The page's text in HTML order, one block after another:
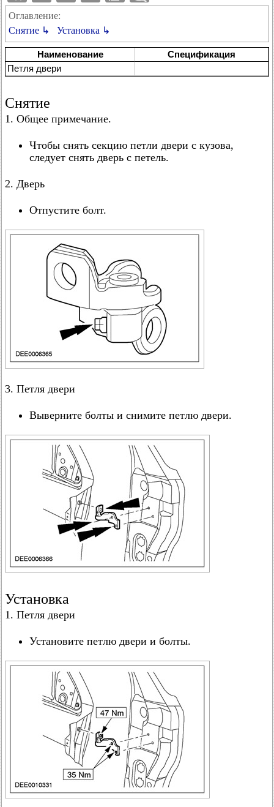
Оглавление:
Снятие ↳
Установка ↳
Наименование
Спецификация
Петля двери
Снятие
1. Общее примечание.
Чтобы снять секцию петли двери с кузова,
следует снять дверь с петель.
2. Дверь
Отпустите болт.
3. Петля двери
Выверните болты и снимите петлю двери.
Установка
1. Петля двери
Установите петлю двери и болты.